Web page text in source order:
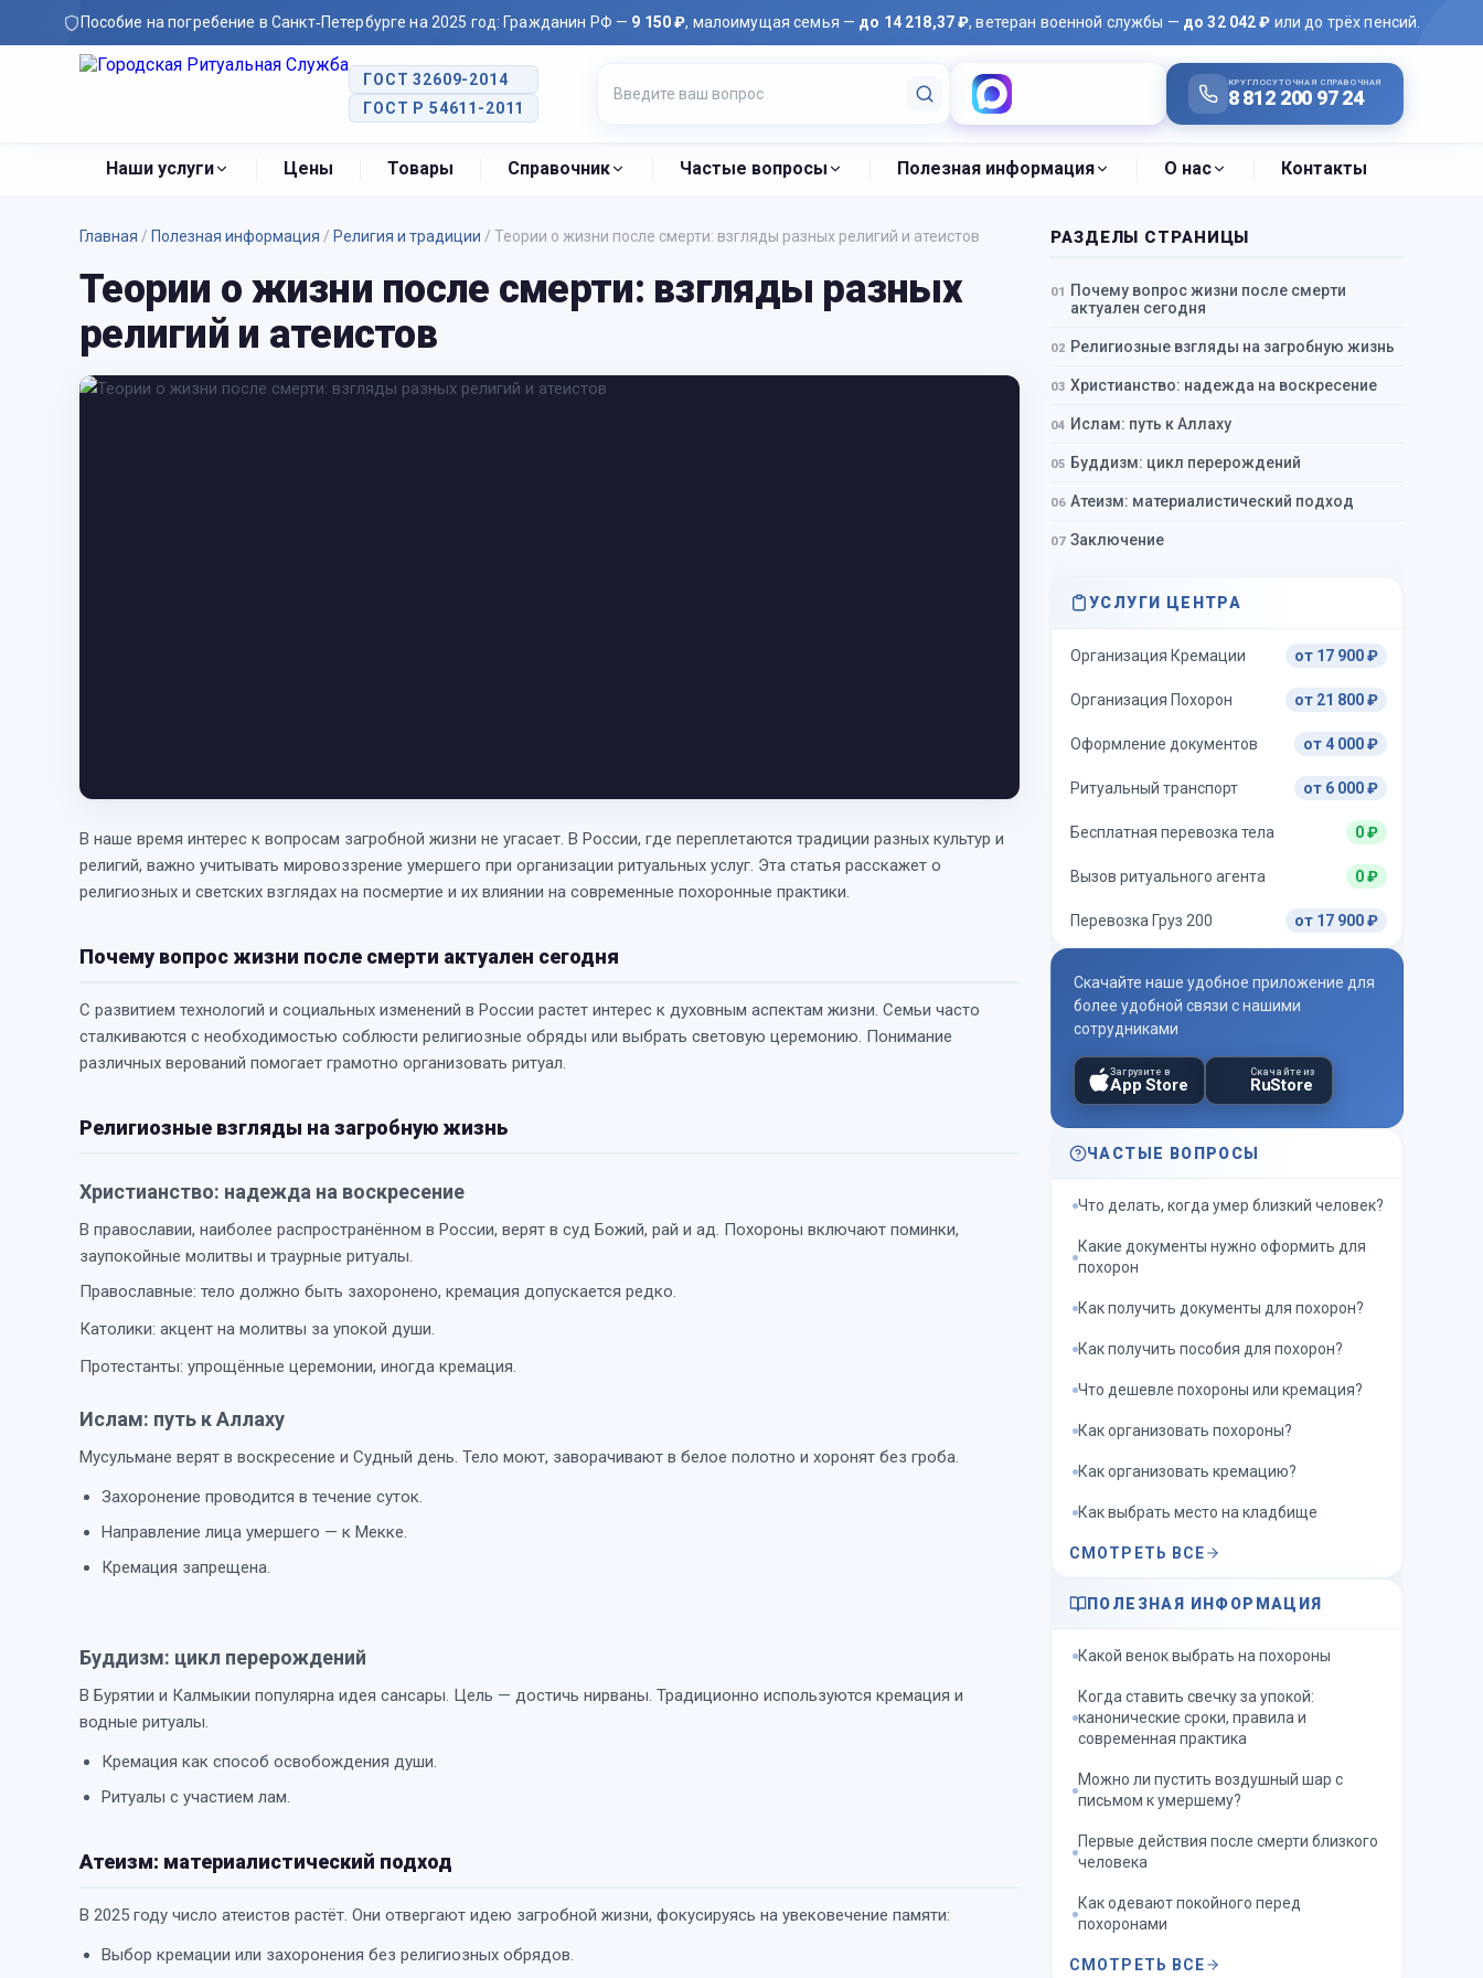
Пособие на погребение в Санкт‑Петербурге на 2025 год: Гражданин РФ — 9 150 ₽, малоимущая семья — до 14 218,37 ₽, ветеран военной службы — до 32 042 ₽ или до трёх пенсий.
ГОСТ 32609-2014
ГОСТ Р 54611-2011
КРУГЛОСУТОЧНАЯ СПРАВОЧНАЯ
8 812 200 97 24
Наши услуги Цены Товары Справочник Частые вопросы Полезная информация О нас Контакты
Главная / Полезная информация / Религия и традиции / Теории о жизни после смерти: взгляды разных религий и атеистов
Теории о жизни после смерти: взгляды разных
религий и атеистов
В наше время интерес к вопросам загробной жизни не угасает. В России, где переплетаются традиции разных культур и
религий, важно учитывать мировоззрение умершего при организации ритуальных услуг. Эта статья расскажет о
религиозных и светских взглядах на посмертие и их влиянии на современные похоронные практики.
Почему вопрос жизни после смерти актуален сегодня
С развитием технологий и социальных изменений в России растет интерес к духовным аспектам жизни. Семьи часто
сталкиваются с необходимостью соблюсти религиозные обряды или выбрать световую церемонию. Понимание
различных верований помогает грамотно организовать ритуал.
Религиозные взгляды на загробную жизнь
Христианство: надежда на воскресение
В православии, наиболее распространённом в России, верят в суд Божий, рай и ад. Похороны включают поминки,
заупокойные молитвы и траурные ритуалы.
Православные: тело должно быть захоронено, кремация допускается редко.
Католики: акцент на молитвы за упокой души.
Протестанты: упрощённые церемонии, иногда кремация.
Ислам: путь к Аллаху
Мусульмане верят в воскресение и Судный день. Тело моют, заворачивают в белое полотно и хоронят без гроба.
Захоронение проводится в течение суток.
Направление лица умершего — к Мекке.
Кремация запрещена.
Буддизм: цикл перерождений
В Бурятии и Калмыкии популярна идея сансары. Цель — достичь нирваны. Традиционно используются кремация и
водные ритуалы.
Кремация как способ освобождения души.
Ритуалы с участием лам.
Атеизм: материалистический подход
В 2025 году число атеистов растёт. Они отвергают идею загробной жизни, фокусируясь на увековечение памяти:
Выбор кремации или захоронения без религиозных обрядов.
РАЗДЕЛЫ СТРАНИЦЫ
Почему вопрос жизни после смерти
актуален сегодня
Религиозные взгляды на загробную жизнь
Христианство: надежда на воскресение
Ислам: путь к Аллаху
Буддизм: цикл перерождений
Атеизм: материалистический подход
Заключение
УСЛУГИ ЦЕНТРА
Организация Кремации от 17 900 ₽
Организация Похорон от 21 800 ₽
Оформление документов от 4 000 ₽
Ритуальный транспорт от 6 000 ₽
Бесплатная перевозка тела 0 ₽
Вызов ритуального агента 0 ₽
Перевозка Груз 200 от 17 900 ₽
Скачайте наше удобное приложение для
более удобной связи с нашими
сотрудниками
Загрузите в
App Store
Скачайте из
RuStore
ЧАСТЫЕ ВОПРОСЫ
Что делать, когда умер близкий человек?
Какие документы нужно оформить для
похорон
Как получить документы для похорон?
Как получить пособия для похорон?
Что дешевле похороны или кремация?
Как организовать похороны?
Как организовать кремацию?
Как выбрать место на кладбище
СМОТРЕТЬ ВСЕ
ПОЛЕЗНАЯ ИНФОРМАЦИЯ
Какой венок выбрать на похороны
Когда ставить свечку за упокой:
канонические сроки, правила и
современная практика
Можно ли пустить воздушный шар с
письмом к умершему?
Первые действия после смерти близкого
человека
Как одевают покойного перед
похоронами
СМОТРЕТЬ ВСЕ